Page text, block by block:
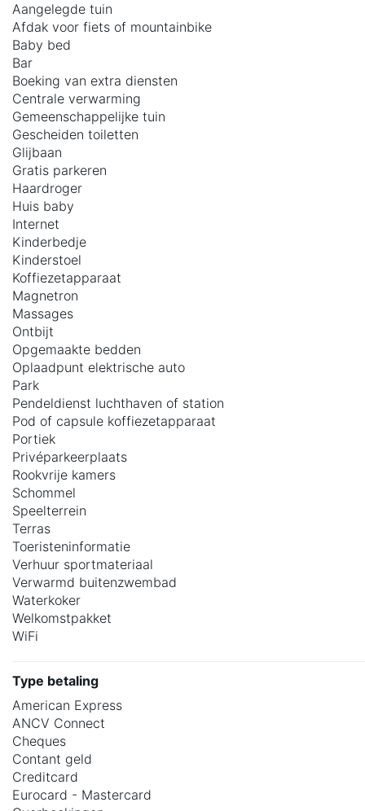
Aangelegde tuin
Afdak voor fiets of mountainbike
Baby bed
Bar
Boeking van extra diensten
Centrale verwarming
Gemeenschappelijke tuin
Gescheiden toiletten
Glijbaan
Gratis parkeren
Haardroger
Huis baby
Internet
Kinderbedje
Kinderstoel
Koffiezetapparaat
Magnetron
Massages
Ontbijt
Opgemaakte bedden
Oplaadpunt elektrische auto
Park
Pendeldienst luchthaven of station
Pod of capsule koffiezetapparaat
Portiek
Privéparkeerplaats
Rookvrije kamers
Schommel
Speelterrein
Terras
Toeristeninformatie
Verhuur sportmateriaal
Verwarmd buitenzwembad
Waterkoker
Welkomstpakket
WiFi
Type betaling
American Express
ANCV Connect
Cheques
Contant geld
Creditcard
Eurocard - Mastercard